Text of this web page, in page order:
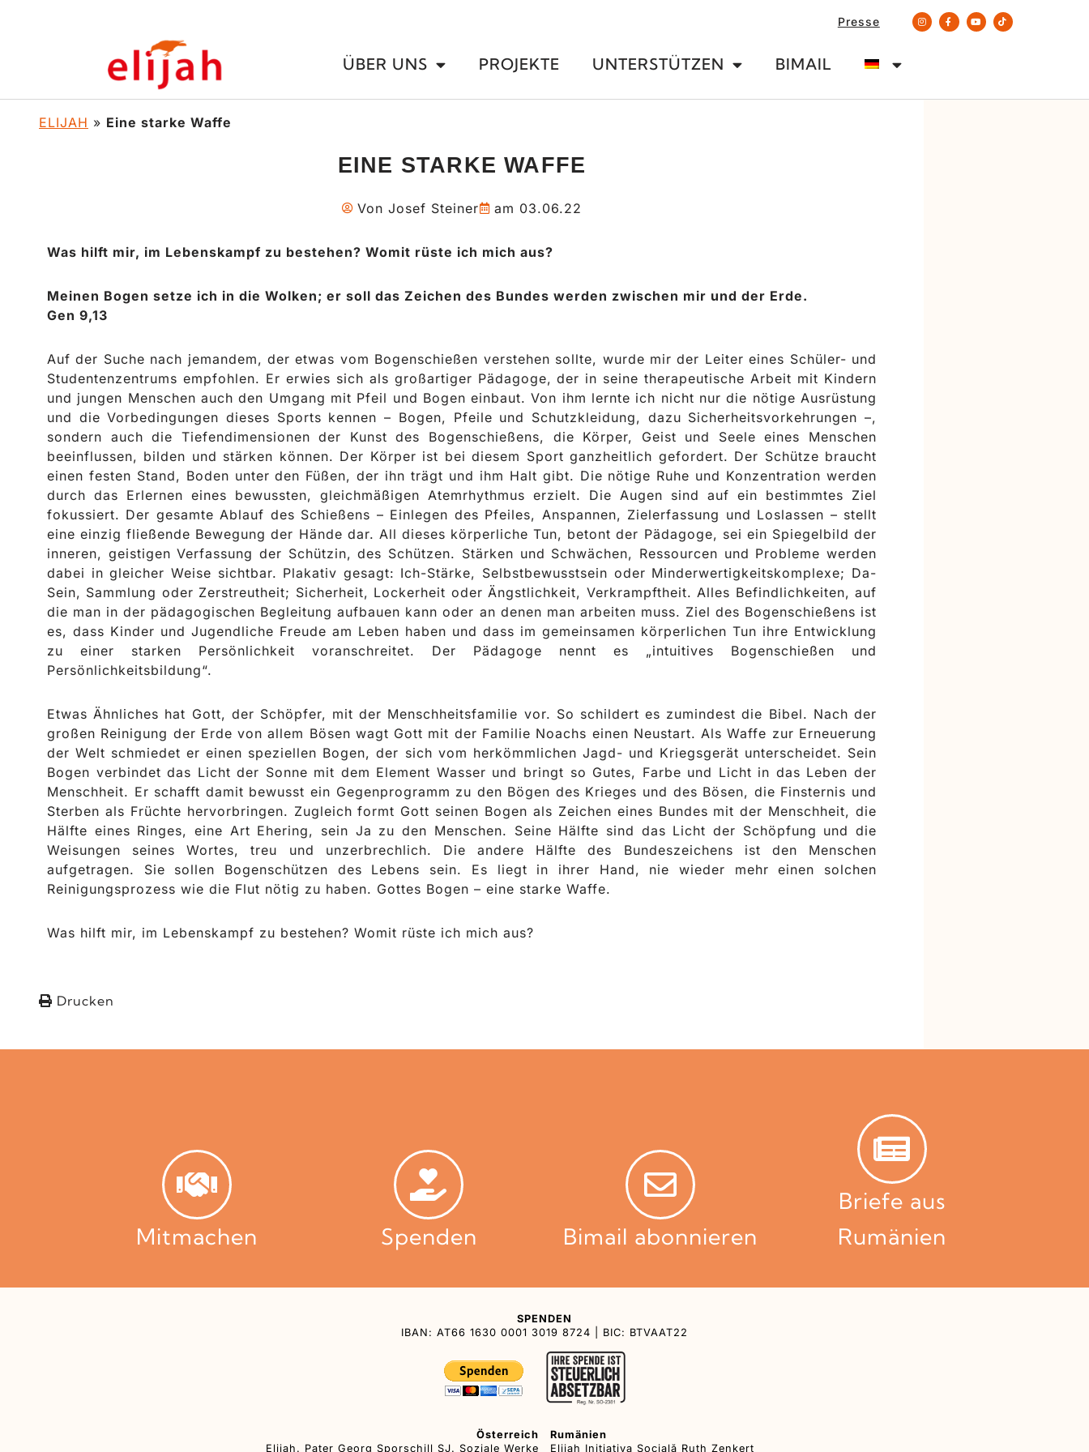
Presse
ÜBER UNS PROJEKTE UNTERSTÜTZEN BIMAIL
ELIJAH » Eine starke Waffe
EINE STARKE WAFFE
Von Josef Steiner am 03.06.22
Was hilft mir, im Lebenskampf zu bestehen? Womit rüste ich mich aus?
Meinen Bogen setze ich in die Wolken; er soll das Zeichen des Bundes werden zwischen mir und der Erde.
Gen 9,13
Auf der Suche nach jemandem, der etwas vom Bogenschießen verstehen sollte, wurde mir der Leiter eines Schüler- und
Studentenzentrums empfohlen. Er erwies sich als großartiger Pädagoge, der in seine therapeutische Arbeit mit Kindern
und jungen Menschen auch den Umgang mit Pfeil und Bogen einbaut. Von ihm lernte ich nicht nur die nötige Ausrüstung
und die Vorbedingungen dieses Sports kennen – Bogen, Pfeile und Schutzkleidung, dazu Sicherheitsvorkehrungen –,
sondern auch die Tiefendimensionen der Kunst des Bogenschießens, die Körper, Geist und Seele eines Menschen
beeinflussen, bilden und stärken können. Der Körper ist bei diesem Sport ganzheitlich gefordert. Der Schütze braucht
einen festen Stand, Boden unter den Füßen, der ihn trägt und ihm Halt gibt. Die nötige Ruhe und Konzentration werden
durch das Erlernen eines bewussten, gleichmäßigen Atemrhythmus erzielt. Die Augen sind auf ein bestimmtes Ziel
fokussiert. Der gesamte Ablauf des Schießens – Einlegen des Pfeiles, Anspannen, Zielerfassung und Loslassen – stellt
eine einzig fließende Bewegung der Hände dar. All dieses körperliche Tun, betont der Pädagoge, sei ein Spiegelbild der
inneren, geistigen Verfassung der Schützin, des Schützen. Stärken und Schwächen, Ressourcen und Probleme werden
dabei in gleicher Weise sichtbar. Plakativ gesagt: Ich-Stärke, Selbstbewusstsein oder Minderwertigkeitskomplexe; Da-
Sein, Sammlung oder Zerstreutheit; Sicherheit, Lockerheit oder Ängstlichkeit, Verkrampftheit. Alles Befindlichkeiten, auf
die man in der pädagogischen Begleitung aufbauen kann oder an denen man arbeiten muss. Ziel des Bogenschießens ist
es, dass Kinder und Jugendliche Freude am Leben haben und dass im gemeinsamen körperlichen Tun ihre Entwicklung
zu einer starken Persönlichkeit voranschreitet. Der Pädagoge nennt es „intuitives Bogenschießen und
Persönlichkeitsbildung“.
Etwas Ähnliches hat Gott, der Schöpfer, mit der Menschheitsfamilie vor. So schildert es zumindest die Bibel. Nach der
großen Reinigung der Erde von allem Bösen wagt Gott mit der Familie Noachs einen Neustart. Als Waffe zur Erneuerung
der Welt schmiedet er einen speziellen Bogen, der sich vom herkömmlichen Jagd- und Kriegsgerät unterscheidet. Sein
Bogen verbindet das Licht der Sonne mit dem Element Wasser und bringt so Gutes, Farbe und Licht in das Leben der
Menschheit. Er schafft damit bewusst ein Gegenprogramm zu den Bögen des Krieges und des Bösen, die Finsternis und
Sterben als Früchte hervorbringen. Zugleich formt Gott seinen Bogen als Zeichen eines Bundes mit der Menschheit, die
Hälfte eines Ringes, eine Art Ehering, sein Ja zu den Menschen. Seine Hälfte sind das Licht der Schöpfung und die
Weisungen seines Wortes, treu und unzerbrechlich. Die andere Hälfte des Bundeszeichens ist den Menschen
aufgetragen. Sie sollen Bogenschützen des Lebens sein. Es liegt in ihrer Hand, nie wieder mehr einen solchen
Reinigungsprozess wie die Flut nötig zu haben. Gottes Bogen – eine starke Waffe.
Was hilft mir, im Lebenskampf zu bestehen? Womit rüste ich mich aus?
Drucken
Mitmachen Spenden Bimail abonnieren
Briefe aus
Rumänien
SPENDEN
IBAN: AT66 1630 0001 3019 8724 | BIC: BTVAAT22
Österreich
Elijah. Pater Georg Sporschill SJ. Soziale Werke
Rumänien
Elijah Iniţiativa Socială Ruth Zenkert